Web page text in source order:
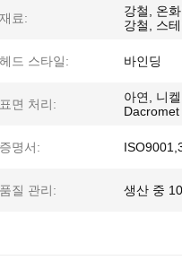
재료:
강철, 온
강철, 스
헤드 스타일: 바인딩
표면 처리:
아연, 니
Dacromet
증명서:
품질 관리: 생산 중